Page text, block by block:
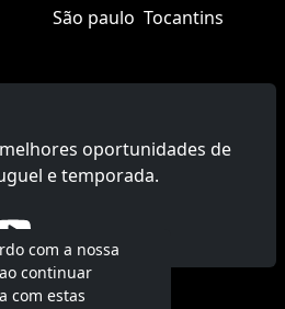
São paulo Tocantins
oportunidades de
e temporada.
com a nossa
continuar
com estas